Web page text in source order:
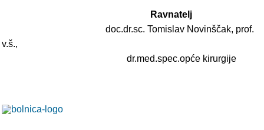
Ravnatelj
doc.dr.sc. Tomislav Novinščak, prof.
v.š.,
dr.med.spec.opće kirurgije